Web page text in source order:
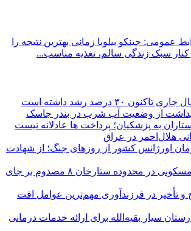
عمومی: جینکو بیلوبا زمانی بهترین نتیجه را
سبک زندگی سالم، تغذیه مناسب...